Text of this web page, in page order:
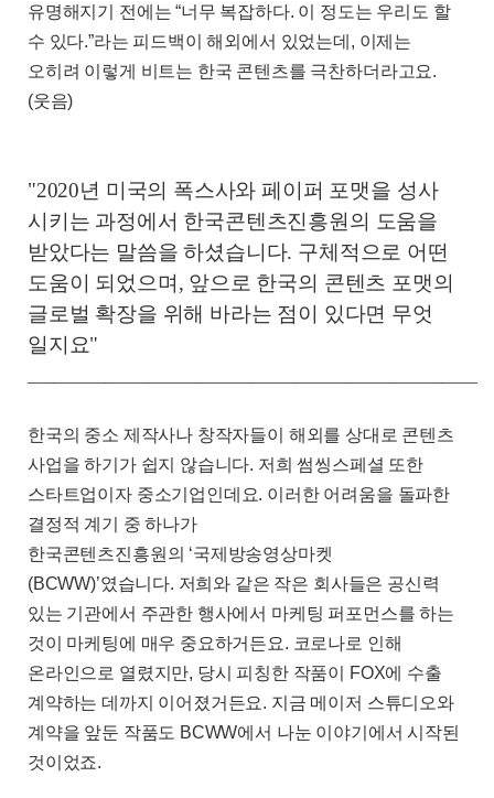
유명해지기 전에는“너무 복잡하다. 이 정도는 우리도 할
수 있다.”라는 피드백이 해외에서 있었는데 , 이제는
오히려 이렇게 비트는 한국 콘텐츠를 극찬하더라고요.
(웃음)
"2020년 미국의 폭스사와 페이퍼 포맷을 성사
시키는 과정에서 한국콘텐츠진흥원의 도움을
받았다는 말씀을 하셨습니다. 구체적으로 어떤
도움이 되었으며, 앞으로 한국의 콘텐츠 포맷의
글로벌 확장을 위해 바라는 점이 있다면 무엇
일지요"
한국의 중소 제작사나 창작자들이 해외를 상대로 콘텐츠
사업을 하기가 쉽지 않습니다. 저희 썸씽스페셜 또한
스타트업이자 중소기업인데요. 이러한 어려움을 돌파한
결정적 계기 중 하나가
한국콘텐츠진흥원의 ‘국제방송영상마켓
(BCWW)’였습니다. 저희와 같은 작은 회사들은 공신력
있는 기관에서 주관한 행사에서 마케팅 퍼포먼스를 하는
것이 마케팅에 매우 중요하거든요. 코로나로 인해
온라인으로 열렸지만, 당시 피칭한 작품이 FOX에 수출
계약하는 데까지 이어졌거든요. 지금 메이저 스튜디오와
계약을 앞둔 작품도 BCWW에서 나눈 이야기에서 시작된
것이었죠.